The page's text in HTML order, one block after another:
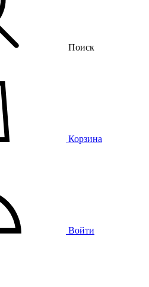
Поиск
Корзина
Войти